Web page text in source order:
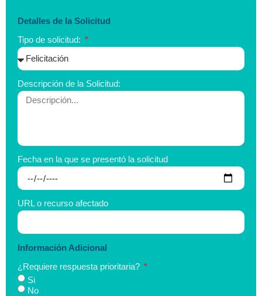
Detalles de la Solicitud
Tipo de solicitud:
Descripción de la Solicitud:
Fecha en la que se presentó la solicitud
URL o recurso afectado
Información Adicional
¿Requiere respuesta prioritaria?
Si
No